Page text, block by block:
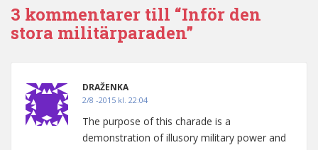
3 kommentarer till “Inför den
stora militärparaden”
DRAŽENKA
2/8 -2015 kl. 22:04
The purpose of this charade is a
demonstration of illusory military power and